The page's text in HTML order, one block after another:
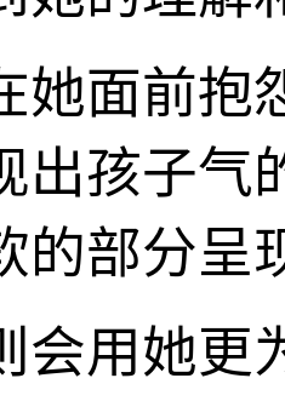
她面前抱
出孩子气
的部分呈
会用她更